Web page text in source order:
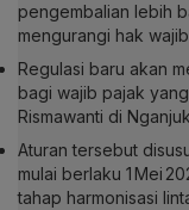
pengembalian lebih
mengurangi hak
Regulasi baru akan
bagi wajib pajak
Rismawanti di
Aturan tersebut
mulai berlaku 1 Mei
tahap harmonisasi